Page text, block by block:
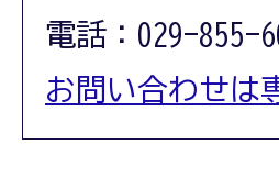
電話：029-855-
お問い合わせは